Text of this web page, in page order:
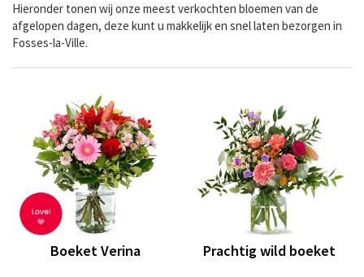
Hieronder tonen wij onze meest verkochten bloemen van de
afgelopen dagen, deze kunt u makkelijk en snel laten bezorgen in
Fosses-la-Ville.
Boeket Verina Prachtig wild boeket